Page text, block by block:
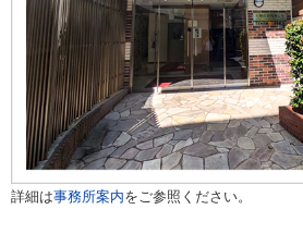
詳細は事務所案内をご参照ください。